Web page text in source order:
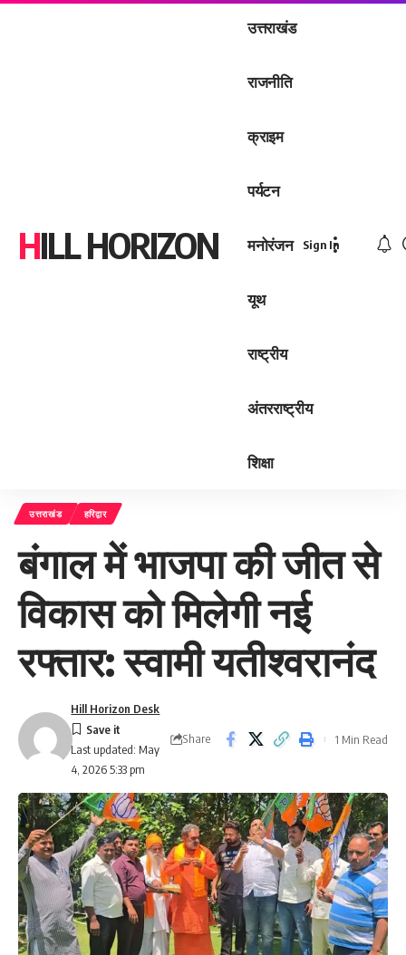
HILL HORIZON
उत्तराखंड
राजनीति
क्राइम
पर्यटन
मनोरंजन
यूथ
राष्ट्रीय
अंतरराष्ट्रीय
शिक्षा
Sign In
उत्तराखंड हरिद्वार
बंगाल में भाजपा की जीत से
विकास को मिलेगी नई
रफ्तार: स्वामी यतीश्वरानंद
Last updated: May
4, 2026 5:33 pm
Hill Horizon Desk
Share 1 Min Read